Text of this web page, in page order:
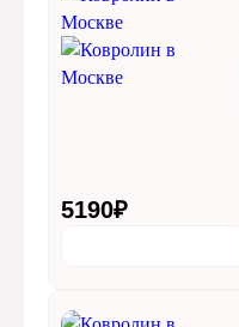
5190₽